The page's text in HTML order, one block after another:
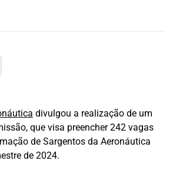
divulgou a realização de um
que visa preencher 242 vagas
de Sargentos da Aeronáutica
de 2024.